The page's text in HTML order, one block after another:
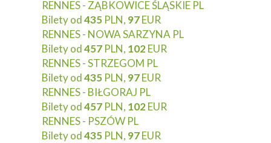
RENNES - ZĄBKOWICE ŚLĄSKIE PL
Bilety od435 PLN, 97EUR
RENNES - NOWA SARZYNA PL
Bilety od457 PLN, 102EUR
RENNES - STRZEGOM PL
Bilety od435 PLN, 97EUR
RENNES - BIŁGORAJ PL
Bilety od457 PLN, 102EUR
RENNES - PSZÓW PL
Bilety od435 PLN, 97EUR